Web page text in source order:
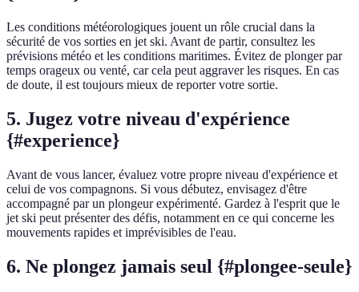
Les conditions météorologiques jouent un rôle crucial dans la
sécurité de vos sorties en jet ski. Avant de partir, consultez les
prévisions météo et les conditions maritimes. Évitez de plonger par
temps orageux ou venté, car cela peut aggraver les risques. En cas
de doute, il est toujours mieux de reporter votre sortie.
5. Jugez votre niveau d'expérience
{#experience}
Avant de vous lancer, évaluez votre propre niveau d'expérience et
celui de vos compagnons. Si vous débutez, envisagez d'être
accompagné par un plongeur expérimenté. Gardez à l'esprit que le
jet ski peut présenter des défis, notamment en ce qui concerne les
mouvements rapides et imprévisibles de l'eau.
6. Ne plongez jamais seul {#plongee-seule}